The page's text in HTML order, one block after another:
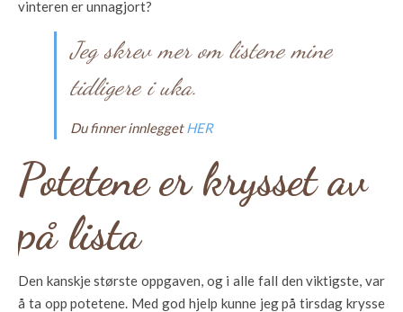
vinteren er unnagjort?
Jeg skrev mer om listene mine
tidligere i uka.
Du finner innleggetHER
Potetene er krysset av
på lista
Den kanskje største oppgaven, og i alle fall den viktigste, var
å ta opp potetene. Med god hjelp kunne jeg på tirsdag krysse